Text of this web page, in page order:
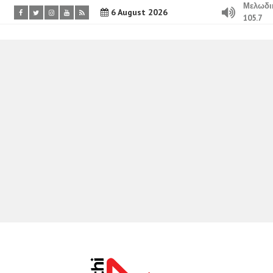
6 August 2026
105.7